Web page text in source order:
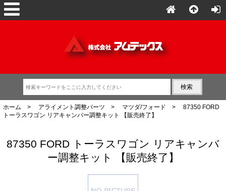
ホーム > アライメント調整パーツ > マツダ/フォード > 87350 FORD
トーラスワゴン リアキャンバー調整キット 【販売終了】
87350 FORD トーラスワゴン リアキャンバ
ー調整キット 【販売終了】